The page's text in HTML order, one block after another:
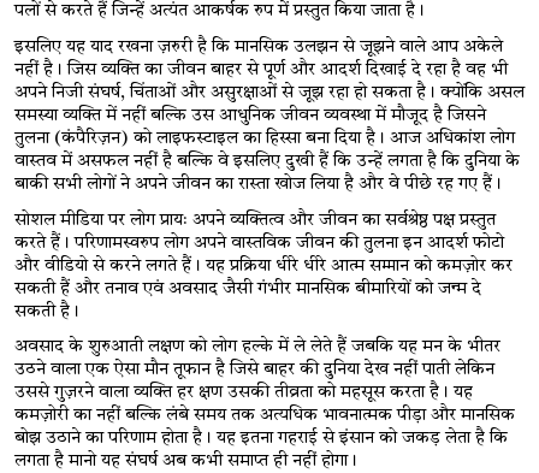
पलों से करते हैं जिन्हें अत्यंत आकर्षक रुप में प्रस्तुत किया जाता है।
इसलिए यह याद रखना ज़रुरी है कि मानसिक उलझन से जूझने वाले आप अकेले
नहीं है। जिस व्यक्ति का जीवन बाहर से पूर्ण और आदर्श दिखाई दे रहा है वह भी
अपने निजी संघर्ष, चिंताओं और असुरक्षाओं से जूझ रहा हो सकता है। क्योंकि असल
समस्या व्यक्ति में नहीं बल्कि उस आधुनिक जीवन व्यवस्था में मौजूद है जिसने
तुलना (कंपैरिज़न) को लाइफस्टाइल का हिस्सा बना दिया है। आज अधिकांश लोग
वास्तव में असफल नहीं है बल्कि वे इसलिए दुखी हैं कि उन्हें लगता है कि दुनिया के
बाकी सभी लोगों ने अपने जीवन का रास्ता खोज लिया है और वे पीछे रह गए हैं।
सोशल मीडिया पर लोग प्रायः अपने व्यक्तित्व और जीवन का सर्वश्रेष्ठ पक्ष प्रस्तुत
करते हैं। परिणामस्वरुप लोग अपने वास्तविक जीवन की तुलना इन आदर्श फोटो
और वीडियो से करने लगते हैं। यह प्रक्रिया धीरे धीरे आत्म सम्मान को कमज़ोर कर
सकती हैं और तनाव एवं अवसाद जैसी गंभीर मानसिक बीमारियों को जन्म दे
सकती है।
अवसाद के शुरुआती लक्षण को लोग हल्के में ले लेते हैं जबकि यह मन के भीतर
उठने वाला एक ऐसा मौन तूफान है जिसे बाहर की दुनिया देख नहीं पाती लेकिन
उससे गुज़रने वाला व्यक्ति हर क्षण उसकी तीव्रता को महसूस करता है। यह
कमज़ोरी का नहीं बल्कि लंबे समय तक अत्यधिक भावनात्मक पीड़ा और मानसिक
बोझ उठाने का परिणाम होता है। यह इतना गहराई से इंसान को जकड़ लेता है कि
लगता है मानो यह संघर्ष अब कभी समाप्त ही नहीं होगा।